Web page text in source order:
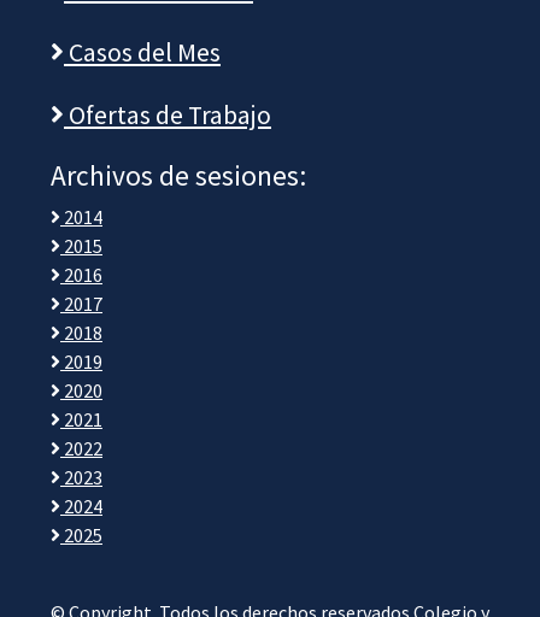
Casos del Mes
Ofertas de Trabajo
Archivos de sesiones:
2014
2015
2016
2017
2018
2019
2020
2021
2022
2023
2024
2025